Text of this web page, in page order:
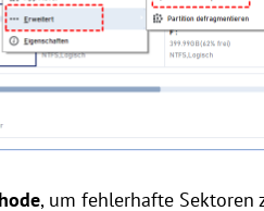
, um fehlerhafte Sektoren